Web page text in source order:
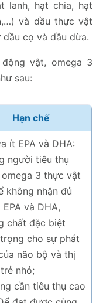
lanh, hạt chia, hạt
và dầu thực vật
cọ và dầu dừa.
vật, omega 3
sau:
Hạn chế
ít EPA và DHA:
người tiêu thụ
omega 3 thực vật
không nhận đủ
và DHA,
chất đặc biệt
cho sự phát
não bộ và thị
nhỏ;
cần tiêu thụ cao